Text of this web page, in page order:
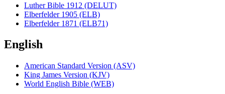
Luther Bible 1912 (DELUT)
Elberfelder 1905 (ELB)
Elberfelder 1871 (ELB71)
English
American Standard Version (ASV)
King James Version (KJV)
World English Bible (WEB)